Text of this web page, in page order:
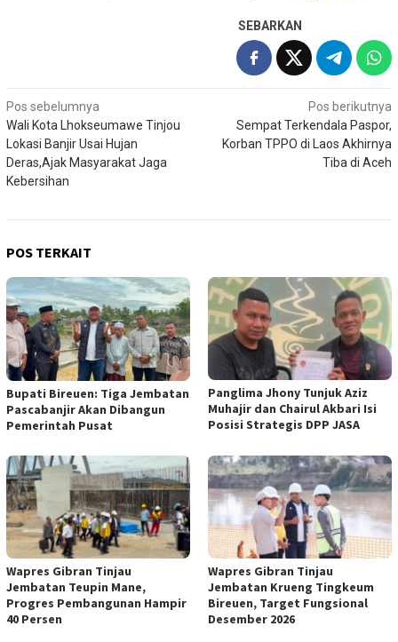
SEBARKAN
Navigasi
pos
Pos sebelumnya
Wali Kota Lhokseumawe Tinjou
Lokasi Banjir Usai Hujan
Deras,Ajak Masyarakat Jaga
Kebersihan
Pos berikutnya
Sempat Terkendala Paspor,
Korban TPPO di Laos Akhirnya
Tiba di Aceh
POS TERKAIT
Bupati Bireuen: Tiga Jembatan
Pascabanjir Akan Dibangun
Pemerintah Pusat
Panglima Jhony Tunjuk Aziz
Muhajir dan Chairul Akbari Isi
Posisi Strategis DPP JASA
Wapres Gibran Tinjau
Jembatan Teupin Mane,
Progres Pembangunan Hampir
40 Persen
Wapres Gibran Tinjau
Jembatan Krueng Tingkeum
Bireuen, Target Fungsional
Desember 2026